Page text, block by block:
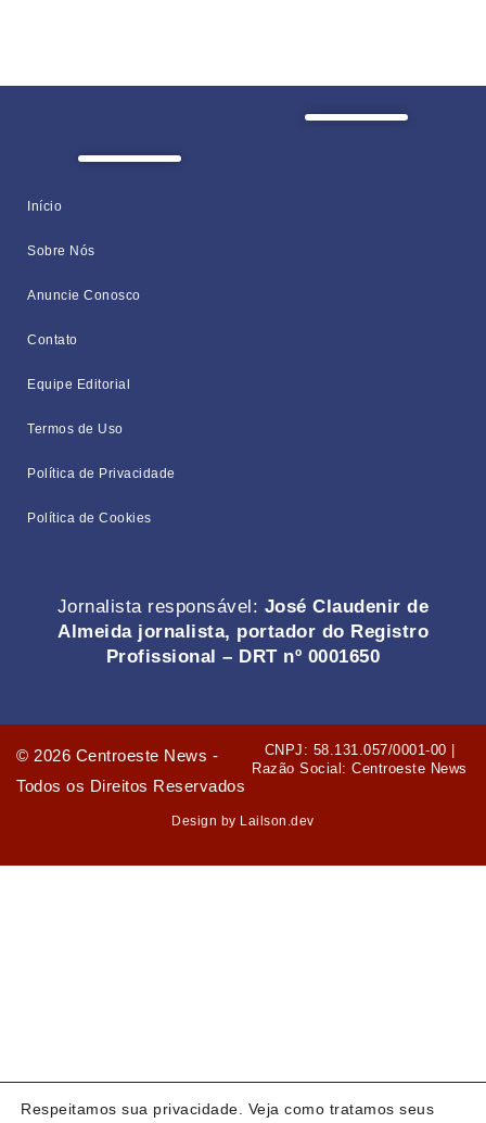
Início
Sobre Nós
Anuncie Conosco
Contato
Equipe Editorial
Termos de Uso
Política de Privacidade
Política de Cookies
Jornalista responsável: José Claudenir de
Almeida jornalista, portador do Registro
Profissional – DRT nº 0001650
© 2026 Centroeste News -
Todos os Direitos Reservados
CNPJ: 58.131.057/0001-00 |
Razão Social: Centroeste News
Design by Lailson.dev
Respeitamos sua privacidade. Veja como tratamos seus